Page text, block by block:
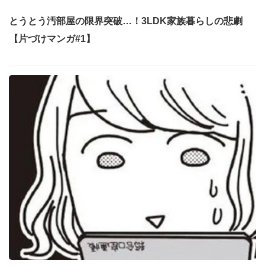
とうとう汚部屋の限界突破…！3LDK家族暮らしの悲劇
【片づけマンガ#1】